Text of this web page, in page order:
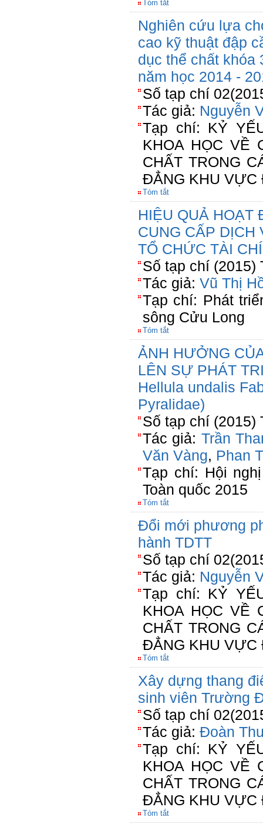
Tóm tắt
Nghiên cứu lựa
cao kỹ thuật đập
dục thể chất
năm học 2014 -
Số tạp chí
Tác giả: Nguyễn
Tạp chí: KỶ
KHOA HỌC VỀ
CHẤT TRONG
ĐẲNG KHU VỰC
Tóm tắt
HIỆU QUẢ HOẠT
CUNG CẤP DỊCH
TỔ CHỨC TÀI
Số tạp chí (2015)
Tác giả: Vũ Thị
Tạp chí: Phát
sông Cửu Long
Tóm tắt
ẢNH HƯỞNG
LÊN SỰ PHÁT
Hellula undalis
Pyralidae)
Số tạp chí (2015)
Tác giả: Trần
Văn Vàng, Phan
Tạp chí: Hội
Toàn quốc 2015
Tóm tắt
Đổi mới phương
hành TDTT
Số tạp chí
Tác giả: Nguyễn
Tạp chí: KỶ
KHOA HỌC VỀ
CHẤT TRONG
ĐẲNG KHU VỰC
Tóm tắt
Xây dựng thang
sinh viên Trường
Số tạp chí
Tác giả: Đoàn
Tạp chí: KỶ
KHOA HỌC VỀ
CHẤT TRONG
ĐẲNG KHU VỰC
Tóm tắt